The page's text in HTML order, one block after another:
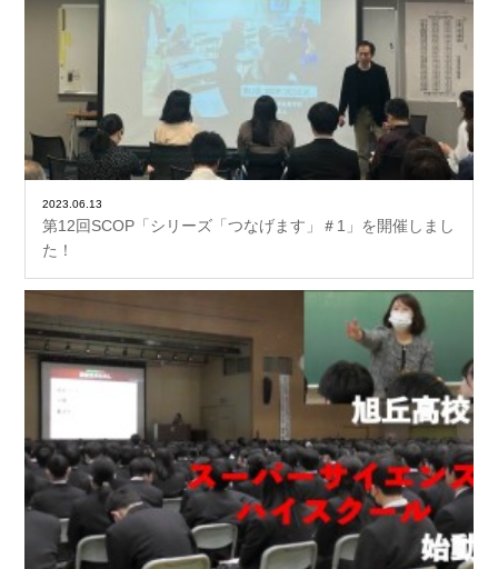
2023.06.13
第12回SCOP「シリーズ「つなげます」＃1」を開催しまし
た！